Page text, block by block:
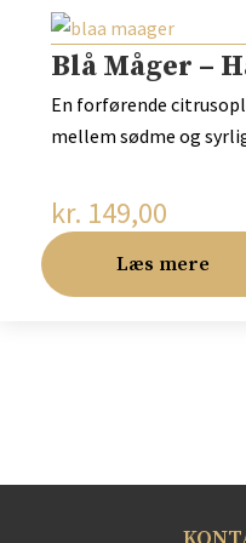
Blå Måger –
En forførende
mellem sødme og
kr. 149,00
Læs mere